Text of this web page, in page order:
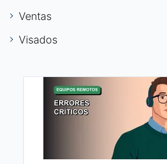
Ventas
Visados